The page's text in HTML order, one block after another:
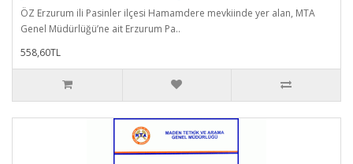
ÖZ Erzurum ili Pasinler ilçesi Hamamdere mevkiinde yer alan, MTA
Genel Müdürlüğü’ne ait Erzurum Pa..
558,60TL